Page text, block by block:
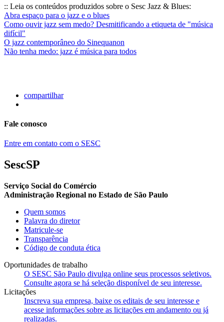
:: Leia os conteúdos produzidos sobre o Sesc Jazz & Blues:
Abra espaço para o jazz e o blues
Como ouvir jazz sem medo? Desmitificando a etiqueta de "música
difícil"
O jazz contemporâneo do Sinequanon
Não tenha medo: jazz é música para todos
compartilhar
Fale conosco
Entre em contato com o SESC
SescSP
Serviço Social do Comércio
Administração Regional no Estado de São Paulo
Quem somos
Palavra do diretor
Matricule-se
Transparência
Código de conduta ética
Oportunidades de trabalho
O SESC São Paulo divulga online seus processos seletivos.
Consulte agora se há seleção disponível de seu interesse.
Licitações
Inscreva sua empresa, baixe os editais de seu interesse e
acesse informações sobre as licitações em andamento ou já
realizadas.